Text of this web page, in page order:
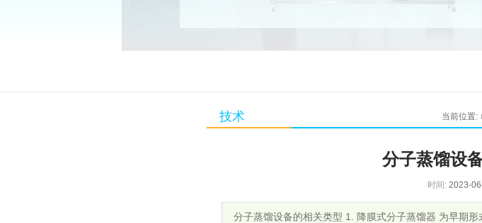
当前位置:
技术
分子蒸馏设
时间: 2023-
分子蒸馏设备的相关类型 1. 降膜式分子蒸馏器 为早期